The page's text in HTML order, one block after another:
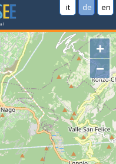
it de en
+
−